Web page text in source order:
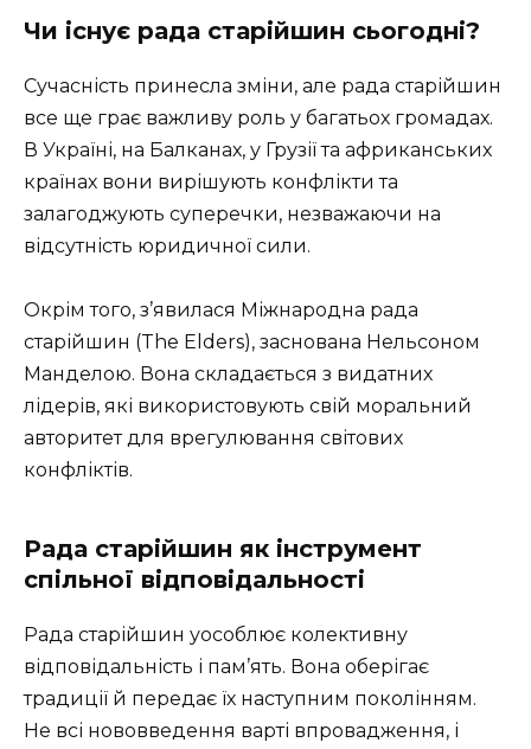
Чи існує рада старійшин сьогодні?
Сучасність принесла зміни, але рада старійшин
все ще грає важливу роль у багатьох громадах.
В Україні, на Балканах, у Грузії та африканських
країнах вони вирішують конфлікти та
залагоджують суперечки, незважаючи на
відсутність юридичної сили.
Окрім того, з’явилася Міжнародна рада
старійшин (The Elders), заснована Нельсоном
Манделою. Вона складається з видатних
лідерів, які використовують свій моральний
авторитет для врегулювання світових
конфліктів.
Рада старійшин як інструмент
спільної відповідальності
Рада старійшин уособлює колективну
відповідальність і пам’ять. Вона оберігає
традиції й передає їх наступним поколінням.
Не всі нововведення варті впровадження, і